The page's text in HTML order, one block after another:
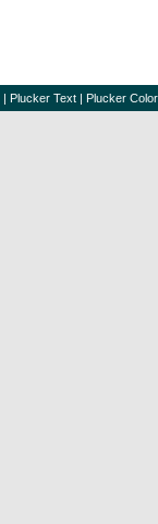
| Plucker Text | Plucker Color